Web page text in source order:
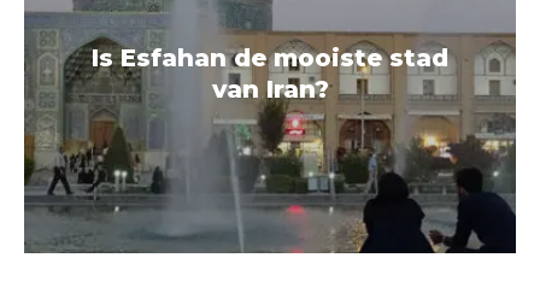
Is Esfahan de mooiste stad
van Iran?